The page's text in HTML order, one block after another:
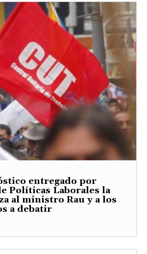
entregado por
Políticas Laborales la
al ministro Rau y a los
a debatir